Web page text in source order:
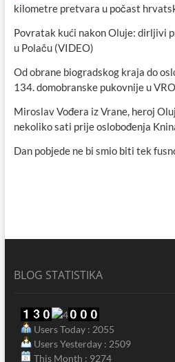
kilometre pretvara u počast
Povratak kući nakon Oluje: dirljivi
u Polaču (VIDEO)
Od obrane biogradskog kraja do
134. domobranske pukovnije u VRO
Miroslav Vođera iz Vrane, heroj
nekoliko sati prije oslobođenja
Dan pobjede ne bi smio biti tek
BLOG STATISTIKA
Users Today : 2055
Users Yesterday : 2509
This Month : 9274